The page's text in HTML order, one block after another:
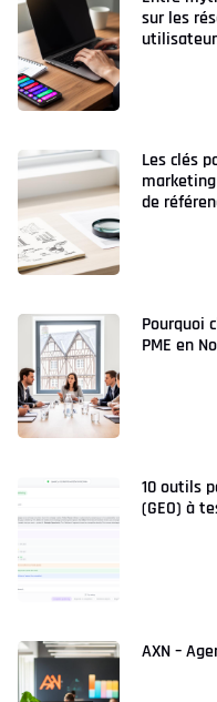
sur les
Les clés
de
Pourquoi
PME en
10 outils
(GEO) à
AXN –